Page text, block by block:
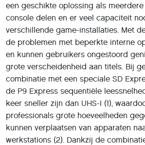
een geschikte oplossing als
console delen en er veel capaciteit
verschillende game-installaties. Met
de problemen met beperkte interne
en kunnen gebruikers ongestoord
grote verscheidenheid aan titels. Bij
combinatie met een speciale SD
de P9 Express sequentiële
keer sneller zijn dan UHS-I (1),
professionals grote hoeveelheden
kunnen verplaatsen van apparaten
werkstations (2). Dankzij de